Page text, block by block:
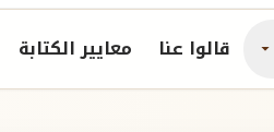
قالوا عنا معايير الكتابة